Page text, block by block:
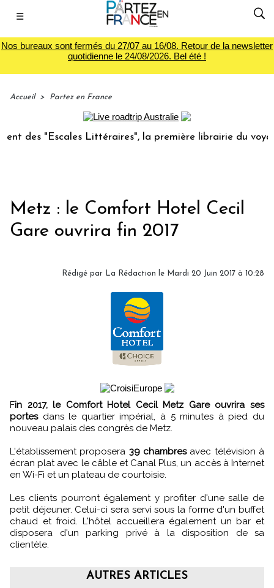
☰
Nos bureaux sont fermés du 27/07 au 16/08. Retour de la newsletter
quotidienne le 24/08/2026. Bel été !
Accueil > Partez en France
des "Escales Littéraires", la première librairie du voyage
Metz : le Comfort Hotel Cecil
Gare ouvrira fin 2017
Rédigé par La Rédaction le Mardi 20 Juin 2017 à 10:28
Fin 2017, le Comfort Hotel Cecil Metz Gare ouvrira ses
portesdans le quartier impérial, à 5 minutes à pied du
nouveau palais des congrès de Metz.
L'établissement proposera 39 chambresavec télévision à
écran plat avec le câble et Canal Plus, un accès à Internet
en Wi-Fi et un plateau de courtoisie.
Les clients pourront également y profiter d'une salle de
petit déjeuner. Celui-ci sera servi sous la forme d'un buffet
chaud et froid. L'hôtel accueillera également un bar et
disposera d'un parking privé à la disposition de sa
clientèle.
AUTRES ARTICLES